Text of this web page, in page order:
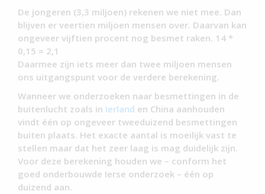
De jongeren (3,3 miljoen) rekenen we niet mee. Dan
blijven er veertien miljoen mensen over. Daarvan kan
ongeveer vijftien procent nog besmet raken. 14 *
0,15 = 2,1
Daarmee zijn iets meer dan twee miljoen mensen
ons uitgangspunt voor de verdere berekening.
Wanneer we onderzoeken naar besmettingen in de
buitenlucht zoals in Ierland en China aanhouden
vindt één op ongeveer tweeduizend besmettingen
buiten plaats. Het exacte aantal is moeilijk vast te
stellen maar dat het zeer laag is mag duidelijk zijn.
Voor deze berekening houden we – conform het
goed onderbouwde Ierse onderzoek – één op
duizend aan.